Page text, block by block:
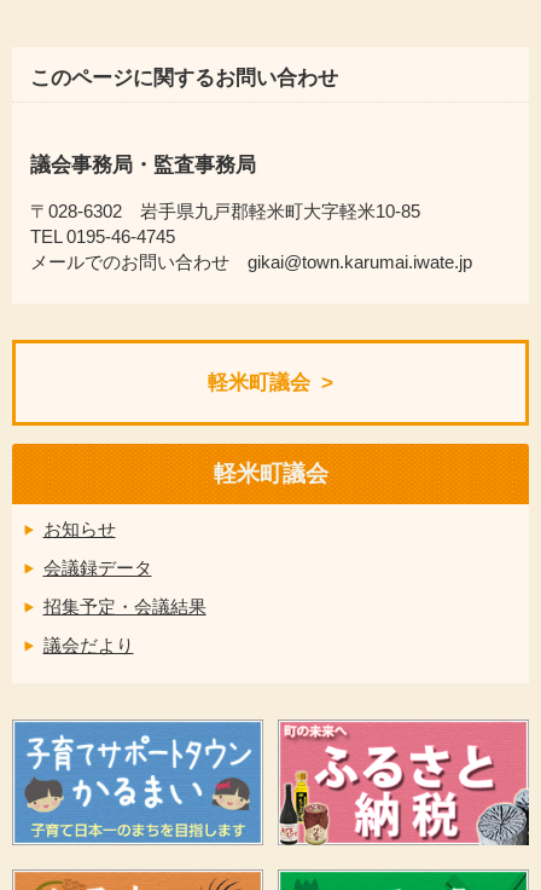
このページに関するお問い合わせ
議会事務局・監査事務局
〒028-6302 岩手県九戸郡軽米町大字軽米10-85
TEL 0195-46-4745
メールでのお問い合わせ gikai@town.karumai.iwate.jp
軽米町議会
軽米町議会
お知らせ
会議録データ
招集予定・会議結果
議会だより